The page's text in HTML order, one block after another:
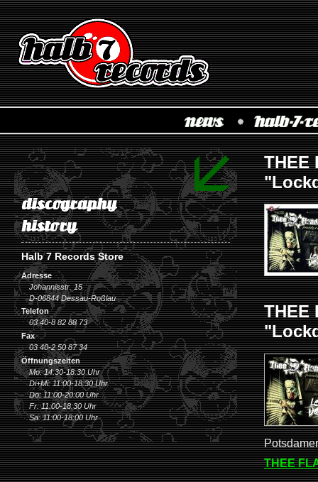
THEE
THEE
THEE
Halb 7 Records Store
Adresse
Johannisstr. 15
D-06844 Dessau-Roßlau
Telefon
03 40-8 82 88 73
Fax
03 40-2 50 87 34
Öffnungszeiten
Mo: 14:30-18:30 Uhr
Di+Mi: 11:00-18:30 Uhr
Do: 11:00-20:00 Uhr
Fr: 11:00-18:30 Uhr
Sa: 11:00-18:00 Uhr